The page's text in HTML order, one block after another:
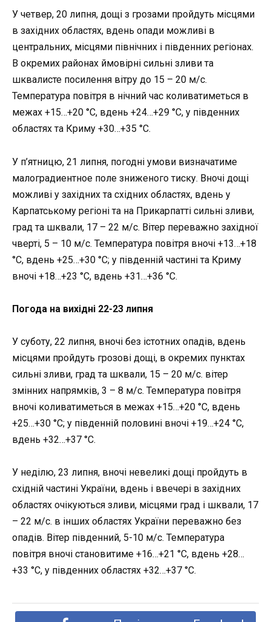
У четвер, 20 липня, дощі з грозами пройдуть місцями
в західних областях, вдень опади можливі в
центральних, місцями північних і південних регіонах.
В окремих районах ймовірні сильні зливи та
шквалисте посилення вітру до 15 – 20 м/с.
Температура повітря в нічний час коливатиметься в
межах +15…+20 °C, вдень +24…+29 °C, у південних
областях та Криму +30…+35 °C.
У п’ятницю, 21 липня, погодні умови визначатиме
малоградиентное поле зниженого тиску. Вночі дощі
можливі у західних та східних областях, вдень у
Карпатському регіоні та на Прикарпатті сильні зливи,
град та шквали, 17 – 22 м/с. Вітер переважно західної
чверті, 5 – 10 м/с. Температура повітря вночі +13…+18
°C, вдень +25…+30 °C; у південній частині та Криму
вночі +18…+23 °C, вдень +31…+36 °C.
Погода на вихідні 22-23 липня
У суботу, 22 липня, вночі без істотних опадів, вдень
місцями пройдуть грозові дощі, в окремих пунктах
сильні зливи, град та шквали, 15 – 20 м/с. вітер
змінних напрямків, 3 – 8 м/с. Температура повітря
вночі коливатиметься в межах +15…+20 °C, вдень
+25…+30 °C; у південній половині вночі +19…+24 °C,
вдень +32…+37 °C.
У неділю, 23 липня, вночі невеликі дощі пройдуть в
східній частині України, вдень і ввечері в західних
областях очікуються зливи, місцями град і шквали, 17
– 22 м/с. в інших областях України переважно без
опадів. Вітер південний, 5-10 м/с. Температура
повітря вночі становитиме +16…+21 °C, вдень +28…
+33 °C, у південних областях +32…+37 °C.